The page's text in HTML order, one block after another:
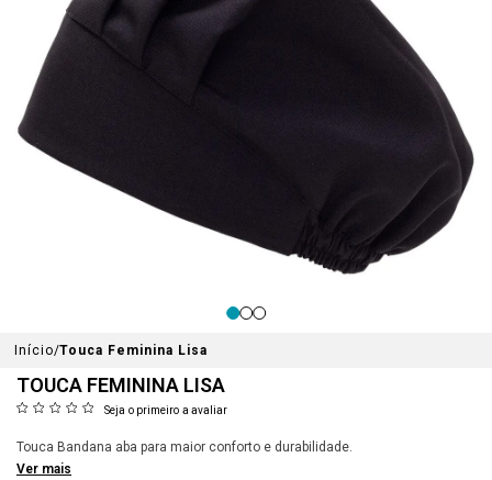
Início Touca Feminina Lisa
TOUCA FEMININA LISA
Seja o primeiro a avaliar
Touca Bandana aba para maior conforto e durabilidade.
Ver mais